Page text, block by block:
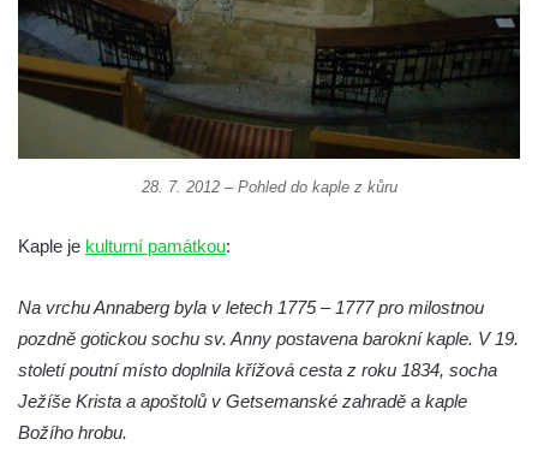
Kaple svatého Jana Nepomuckého v
Lahošti
Kostel svatého Mikuláše v Mikulášovicích
Kaple Tří otců v Mikulášovicích
Kaple Matky Boží v Mikulášovicích
Kaple Andělů strážných (Fürleova kaple) v
Balzerova kaple v Mikulášovicích
Kostel svatého Mikuláše v Třebušíně
Klášterní kostel svatého Františka z Assisi v
Zákupech
Kaple svatého Josefa u Zákup
28. 7. 2012 – Pohled do kaple z kůru
Kaple je kulturní památkou:
Na vrchu Annaberg byla v letech 1775 – 1777 pro milostnou
pozdně gotickou sochu sv. Anny postavena barokní kaple. V 19.
století poutní místo doplnila křížová cesta z roku 1834, socha
Ježíše Krista a apoštolů v Getsemanské zahradě a kaple
Božího hrobu.